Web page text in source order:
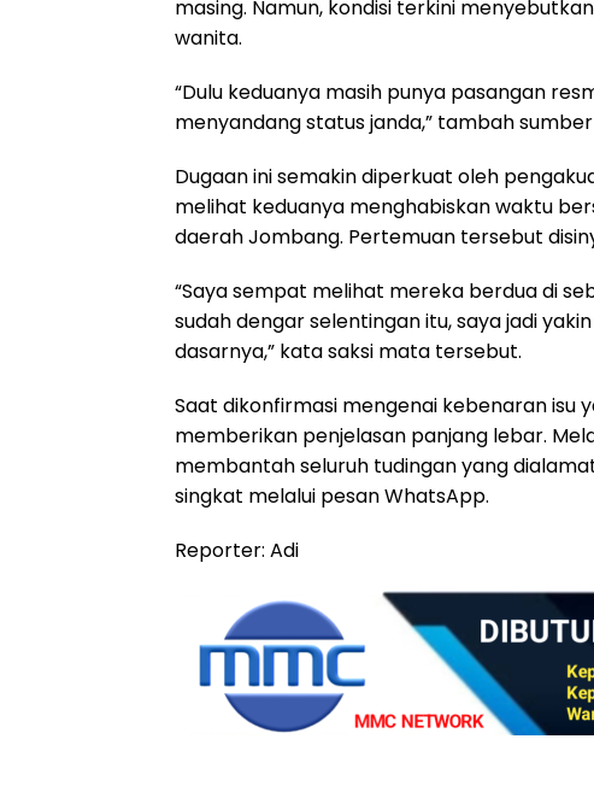
masing. Namun, kondisi terkini
wanita.
“Dulu keduanya masih punya pasangan
menyandang status janda,” tambah
Dugaan ini semakin diperkuat oleh
melihat keduanya menghabiskan waktu
daerah Jombang. Pertemuan tersebut
“Saya sempat melihat mereka berdua di
sudah dengar selentingan itu, saya jadi
dasarnya,” kata saksi mata tersebut.
Saat dikonfirmasi mengenai kebenaran isu
memberikan penjelasan panjang lebar.
membantah seluruh tudingan yang
singkat melalui pesan WhatsApp.
Reporter: Adi